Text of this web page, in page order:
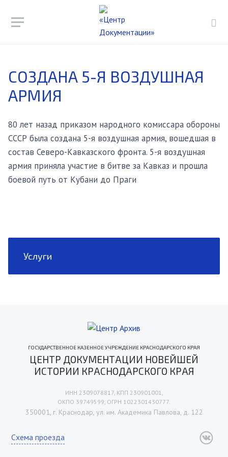
СОЗДАНА 5-Я ВОЗДУШНАЯ
АРМИЯ
80 лет назад приказом народного комиссара обороны
СССР была создана 5-я воздушная армия, вошедшая в
состав Северо-Кавказского фронта. 5-я воздушная
армия приняла участие в битве за Кавказ и прошла
боевой путь от Кубани до Праги
Услуги
ГОСУДАРСТВЕННОЕ КАЗЕННОЕ УЧРЕЖДЕНИЕ КРАСНОДАРСКОГО КРАЯ
ЦЕНТР ДОКУМЕНТАЦИИ НОВЕЙШЕЙ
ИСТОРИИ КРАСНОДАРСКОГО КРАЯ
ИНН 2309078817, КПП 230901001,
ОКПО 39749599, ОГРН 1022301430777.
350001, г. Краснодар, ул. им. Академика Павлова, д. 122
Схема проезда